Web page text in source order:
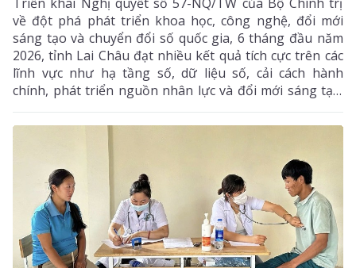
Triển khai Nghị quyết số 57-NQ/TW của Bộ Chính trị
về đột phá phát triển khoa học, công nghệ, đổi mới
sáng tạo và chuyển đổi số quốc gia, 6 tháng đầu năm
2026, tỉnh Lai Châu đạt nhiều kết quả tích cực trên các
lĩnh vực như hạ tầng số, dữ liệu số, cải cách hành
chính, phát triển nguồn nhân lực và đổi mới sáng tạo.
Trong 6 tháng cuối năm, tỉnh tiếp tục tập trung thực
hiện các nhiệm vụ trọng tâm, tạo chuyển biến mạnh
mẽ trong phát triển khoa học, công nghệ, đổi mới
sáng tạo và chuyển đổi số.